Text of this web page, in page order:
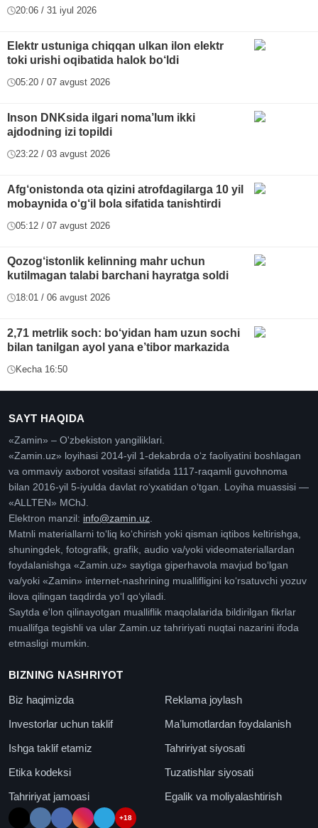
20:06 / 31 iyul 2026
Elektr ustuniga chiqqan ulkan ilon elektr
toki urishi oqibatida halok bo‘ldi
05:20 / 07 avgust 2026
Inson DNKsida ilgari noma’lum ikki
ajdodning izi topildi
23:22 / 03 avgust 2026
Afg‘onistonda ota qizini atrofdagilarga 10 yil
mobaynida o‘g‘il bola sifatida tanishtirdi
05:12 / 07 avgust 2026
Qozog‘istonlik kelinning mahr uchun
kutilmagan talabi barchani hayratga soldi
18:01 / 06 avgust 2026
2,71 metrlik soch: bo‘yidan ham uzun sochi
bilan tanilgan ayol yana e’tibor markazida
Kecha 16:50
SAYT HAQIDA
«Zamin» – O'zbekiston yangiliklari.
«Zamin.uz» loyihasi 2014-yil 1-dekabrda oʻz faoliyatini boshlagan
va ommaviy axborot vositasi sifatida 1117-raqamli guvohnoma
bilan 2016-yil 5-iyulda davlat roʻyxatidan oʻtgan. Loyiha muassisi —
«ALLTEN» MChJ.
Elektron manzil: info@zamin.uz.
Matnli materiallarni toʻliq koʻchirish yoki qisman iqtibos keltirishga,
shuningdek, fotografik, grafik, audio va/yoki videomateriallardan
foydalanishga «Zamin.uz» saytiga giperhavola mavjud boʻlgan
va/yoki «Zamin» internet-nashrining muallifligini koʻrsatuvchi yozuv
ilova qilingan taqdirda yoʻl qoʻyiladi.
Saytda e'lon qilinayotgan mualliflik maqolalarida bildirilgan fikrlar
muallifga tegishli va ular Zamin.uz tahririyati nuqtai nazarini ifoda
etmasligi mumkin.
BIZNING NASHRIYOT
Biz haqimizda
Reklama joylash
Investorlar uchun taklif
Maʼlumotlardan foydalanish
Ishga taklif etamiz
Tahririyat siyosati
Etika kodeksi
Tuzatishlar siyosati
Tahririyat jamoasi
Egalik va moliyalashtirish
+18